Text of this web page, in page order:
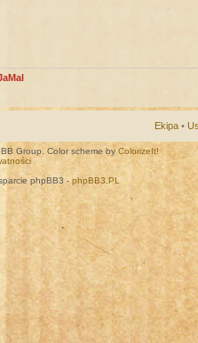
Ekipa •
Group. Color scheme by ColorizeIt!
phpBB3 - phpBB3.PL